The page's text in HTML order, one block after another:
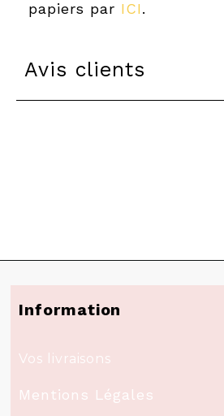
papiers par ICI.
Avis clients
Information
Vos livraisons
Mentions Légales